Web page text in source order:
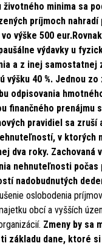
životného minima sa
príjmoch nahradí
výške 500
výdavky u
a z inej samostatnej
výšku 40 %. Jednou
odpisovania
finančného prenájmu
pravidiel sa zruší
v ktorých
dva roky. Zachovaná
nehnuteľnosti
nadobudnutých
oslobodenia
obcí a vyšších
Zmeny by sa
základu dane, ktoré